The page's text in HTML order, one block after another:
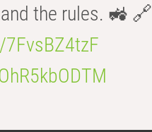
the rules. 🚜 🔗